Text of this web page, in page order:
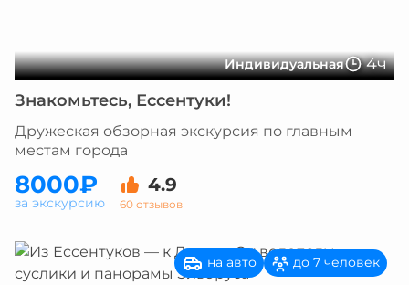
Индивидуальная 4ч
Знакомьтесь, Ессентуки!
Дружеская обзорная экскурсия по главным
местам города
8000₽ 4.9
60 отзывов
за экскурсию
на авто до 7 человек